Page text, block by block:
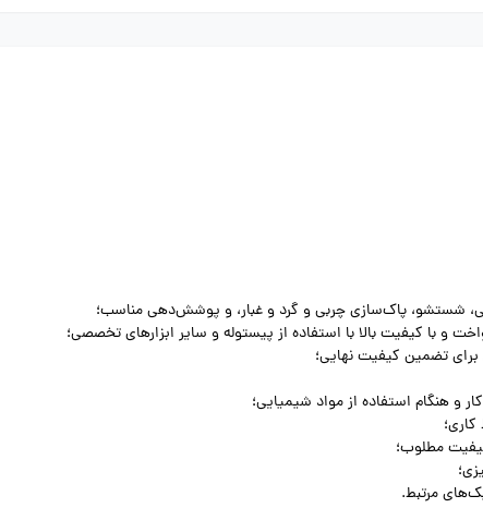
شستشو، پاک‌سازی چربی و گرد و غبار، و پوشش‌دهی مناسب؛
و با کیفیت بالا با استفاده از پیستوله و سایر ابزارهای تخصصی؛
تضمین کیفیت نهایی؛
و هنگام استفاده از مواد شیمیایی؛
مطلوب؛
مرتبط.